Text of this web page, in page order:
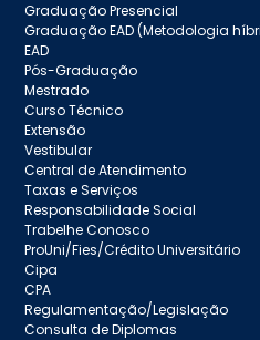
Graduação Presencial
Graduação EAD (Metodologia
EAD
Pós-Graduação
Mestrado
Curso Técnico
Extensão
Vestibular
Central de Atendimento
Taxas e Serviços
Responsabilidade Social
Trabelhe Conosco
ProUni/Fies/Crédito Universitário
Cipa
CPA
Regulamentação/Legislação
Consulta de Diplomas